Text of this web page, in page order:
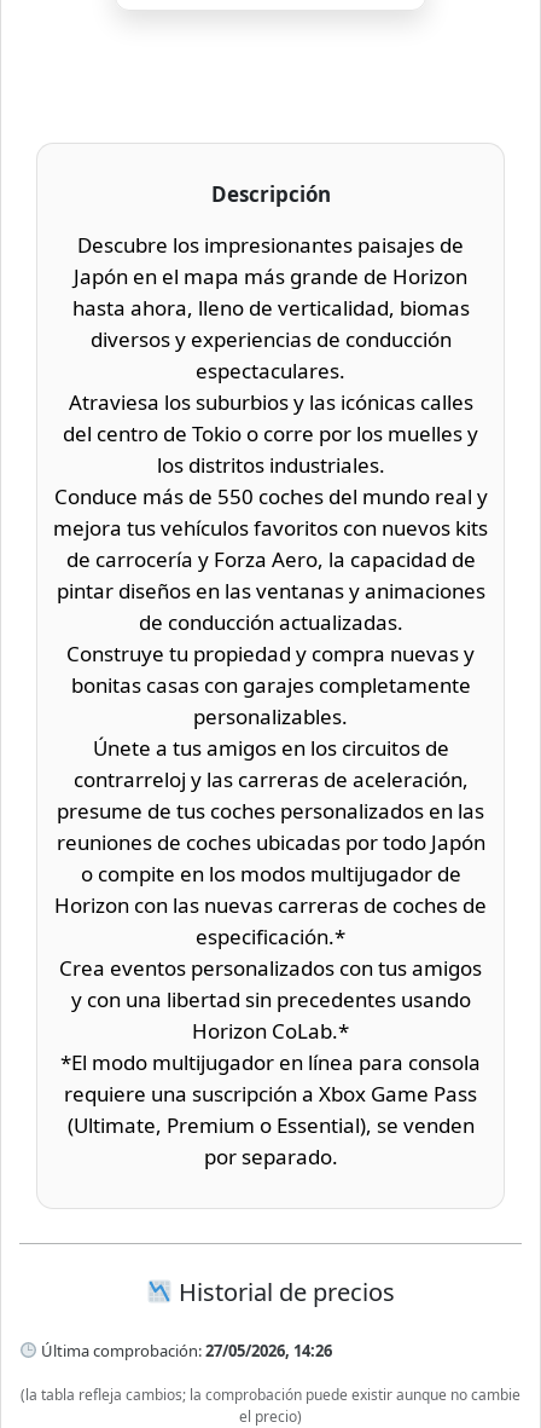
Descripción
Descubre los impresionantes paisajes de
Japón en el mapa más grande de Horizon
hasta ahora, lleno de verticalidad, biomas
diversos y experiencias de conducción
espectaculares.
Atraviesa los suburbios y las icónicas calles
del centro de Tokio o corre por los muelles y
los distritos industriales.
Conduce más de 550 coches del mundo real y
mejora tus vehículos favoritos con nuevos kits
de carrocería y Forza Aero, la capacidad de
pintar diseños en las ventanas y animaciones
de conducción actualizadas.
Construye tu propiedad y compra nuevas y
bonitas casas con garajes completamente
personalizables.
Únete a tus amigos en los circuitos de
contrarreloj y las carreras de aceleración,
presume de tus coches personalizados en las
reuniones de coches ubicadas por todo Japón
o compite en los modos multijugador de
Horizon con las nuevas carreras de coches de
especificación.*
Crea eventos personalizados con tus amigos
y con una libertad sin precedentes usando
Horizon CoLab.*
*El modo multijugador en línea para consola
requiere una suscripción a Xbox Game Pass
(Ultimate, Premium o Essential), se venden
por separado.
Historial de precios
Última comprobación:27/05/2026, 14:26
(la tabla refleja cambios; la comprobación puede existir aunque no cambie
el precio)